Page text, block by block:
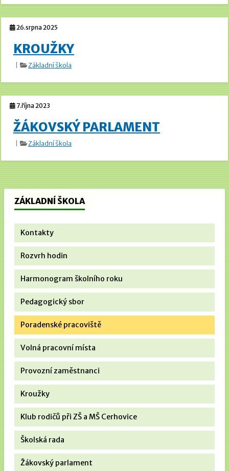
26.srpna 2025
KROUŽKY
Základní škola
7.října 2023
ŽÁKOVSKÝ PARLAMENT
Základní škola
ZÁKLADNÍ ŠKOLA
Kontakty
Rozvrh hodin
Harmonogram školního roku
Pedagogický sbor
Poradenské pracoviště
Volná pracovní místa
Provozní zaměstnanci
Kroužky
Klub rodičů při ZŠ a MŠ Cerhovice
Školská rada
Žákovský parlament